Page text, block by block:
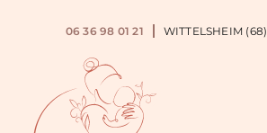
06 36 98 01 21 WITTELSHEIM (68)